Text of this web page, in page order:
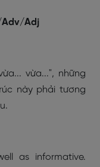
Adv/Adj
vừa...", những
này phải tương
as informative.